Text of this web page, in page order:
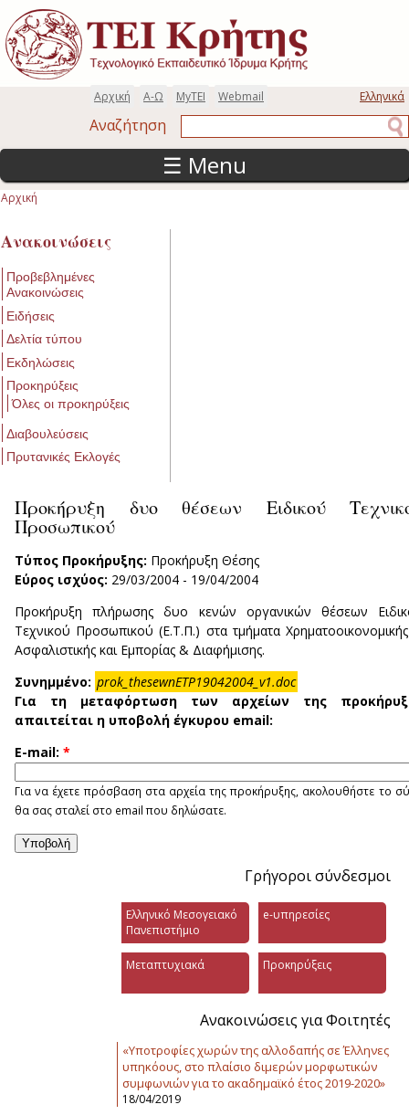
Παράκαμψη προς το κυρίως περιεχόμενο
Ελληνικά
Webmail
MyTEI
Α-Ω
Αρχική
Αναζήτηση
☰ Menu
Αρχική
Ανακοινώσεις
Προβεβλημένες
Ανακοινώσεις
Ειδήσεις
Δελτία τύπου
Εκδηλώσεις
Προκηρύξεις
Όλες οι προκηρύξεις
Διαβουλεύσεις
Πρυτανικές Εκλογές
Προκήρυξη δυο θέσεων Ειδικού
Προσωπικού
Τύπος Προκήρυξης: Προκήρυξη Θέσης
Εύρος ισχύος: 29/03/2004 - 19/04/2004
Προκήρυξη πλήρωσης δυο κενών οργανικών θέσεων
Τεχνικού Προσωπικού (Ε.Τ.Π.) στα τμήματα
Ασφαλιστικής και Εμπορίας & Διαφήμισης.
Συνημμένο: prok_thesewnETP19042004_v1.doc
Για τη μεταφόρτωση των αρχείων της
απαιτείται η υποβολή έγκυρου email:
E-mail: *
Για να έχετε πρόσβαση στα αρχεία της προκήρυξης, ακολουθήστε το
θα σας σταλεί στο email που δηλώσατε.
Γρήγοροι σύνδεσμοι
Ελληνικό Μεσογειακό
Πανεπιστήμιο
e-υπηρεσίες
Μεταπτυχιακά Προκηρύξεις
Ανακοινώσεις για Φοιτητές
«Υποτροφίες χωρών της αλλοδαπής σε Έλληνες
υπηκόους, στο πλαίσιο διμερών μορφωτικών
συμφωνιών για το ακαδημαϊκό έτος 2019-2020»
18/04/2019